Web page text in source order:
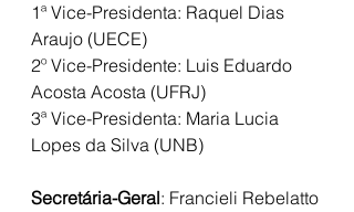
1ª Vice-Presidenta: Raquel Dias
Araujo (UECE)
2º Vice-Presidente: Luis Eduardo
Acosta Acosta (UFRJ)
3ª Vice-Presidenta: Maria Lucia
Lopes da Silva (UNB)
Secretária-Geral: Francieli Rebelatto